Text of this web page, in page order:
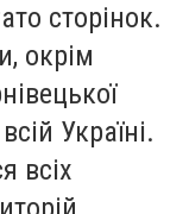
сторінок.
окрім
Україні.
всіх